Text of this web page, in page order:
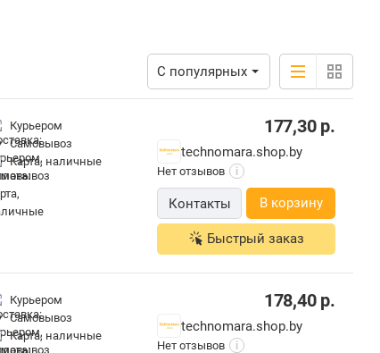
С популярных
Курьером
Самовывоз
карта, наличные
177,30р.
technomara.shop.by
Нет отзывов i
Контакты В корзину
Быстрый заказ
Курьером
Самовывоз
карта, наличные
178,40р.
technomara.shop.by
Нет отзывов i